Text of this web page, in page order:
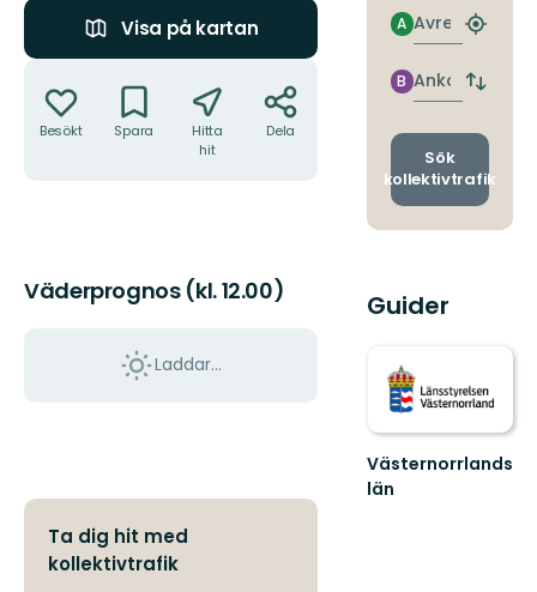
Visa på kartan
Besökt Spara
Hitta
hit
Dela
Väderprognos (kl. 12.00)
Laddar...
Ta dig hit med
kollektivtrafik
Avresa
A
Hitta
Ankomst
B
Byt
och
Sök
kollektivtrafik
Guider
Västernorrlands
län